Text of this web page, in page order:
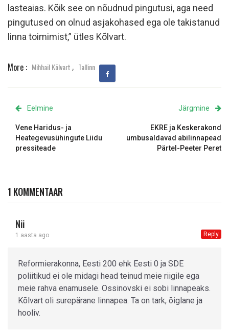
lasteaias. Kõik see on nõudnud pingutusi, aga need
pingutused on olnud asjakohased ega ole takistanud
linna toimimist,” ütles Kõlvart.
More : Mihhail Kõlvart , Tallinn
Eelmine
Vene Haridus- ja
Heategevusühingute Liidu
pressiteade
Järgmine
EKRE ja Keskerakond
umbusaldavad abilinnapead
Pärtel-Peeter Peret
1 KOMMENTAAR
Nii
1 aasta ago Reply
Reformierakonna, Eesti 200 ehk Eesti 0 ja SDE
poliitikud ei ole midagi head teinud meie riigile ega
meie rahva enamusele. Ossinovski ei sobi linnapeaks.
Kõlvart oli surepärane linnapea. Ta on tark, õiglane ja
hooliv.